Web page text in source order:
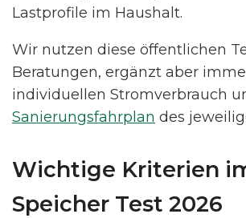
Lastprofile im Haushalt.
Wir nutzen diese öffentlichen
Beratungen, ergänzt aber
individuellen Stromverbrauch
Sanierungsfahrplan des
Wichtige Kriterien
Speicher Test 2026